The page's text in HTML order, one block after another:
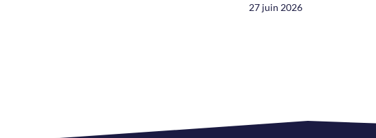
27 juin 2026